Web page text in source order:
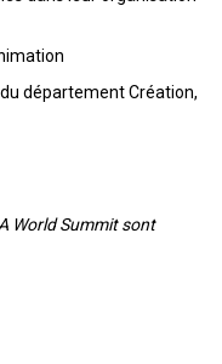
département Création,
World Summit sont